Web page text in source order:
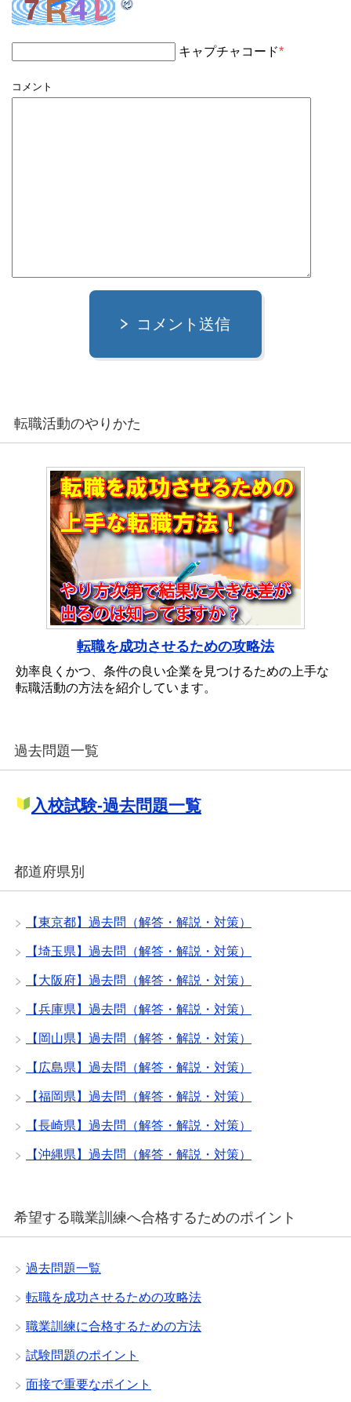
キャプチャコード*
コメント
コメント送信
転職活動のやりかた
転職を成功させるための攻略法
効率良くかつ、条件の良い企業を見つけるための上手な
転職活動の方法を紹介しています。
過去問題一覧
入校試験-過去問題一覧
都道府県別
【東京都】過去問（解答・解説・対策）
【埼玉県】過去問（解答・解説・対策）
【大阪府】過去問（解答・解説・対策）
【兵庫県】過去問（解答・解説・対策）
【岡山県】過去問（解答・解説・対策）
【広島県】過去問（解答・解説・対策）
【福岡県】過去問（解答・解説・対策）
【長崎県】過去問（解答・解説・対策）
【沖縄県】過去問（解答・解説・対策）
希望する職業訓練へ合格するためのポイント
過去問題一覧
転職を成功させるための攻略法
職業訓練に合格するための方法
試験問題のポイント
面接で重要なポイント